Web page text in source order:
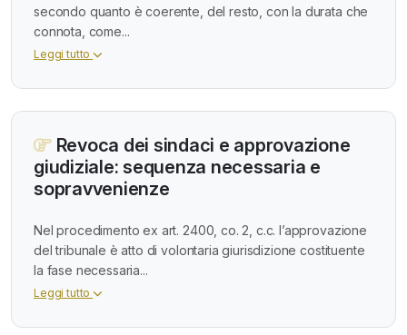
secondo quanto è coerente, del resto, con la durata che
connota, come...
Leggi tutto
Revoca dei sindaci e approvazione
giudiziale: sequenza necessaria e
sopravvenienze
Nel procedimento ex art. 2400, co. 2, c.c. l’approvazione
del tribunale è atto di volontaria giurisdizione costituente
la fase necessaria...
Leggi tutto